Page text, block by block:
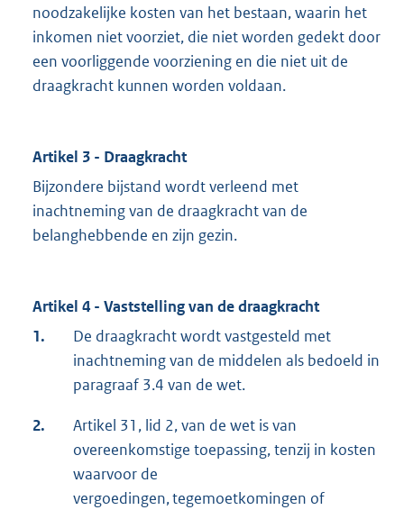
noodzakelijke kosten van het bestaan, waarin het
inkomen niet voorziet, die niet worden gedekt door
een voorliggende voorziening en die niet uit de
draagkracht kunnen worden voldaan.
Artikel 3 - Draagkracht
Bijzondere bijstand wordt verleend met
inachtneming van de draagkracht van de
belanghebbende en zijn gezin.
Artikel 4 - Vaststelling van de draagkracht
1.
De draagkracht wordt vastgesteld met
inachtneming van de middelen als bedoeld in
paragraaf 3.4 van de wet.
2.
Artikel 31, lid 2, van de wet is van
overeenkomstige toepassing, tenzij in kosten
waarvoor de
vergoedingen, tegemoetkomingen of